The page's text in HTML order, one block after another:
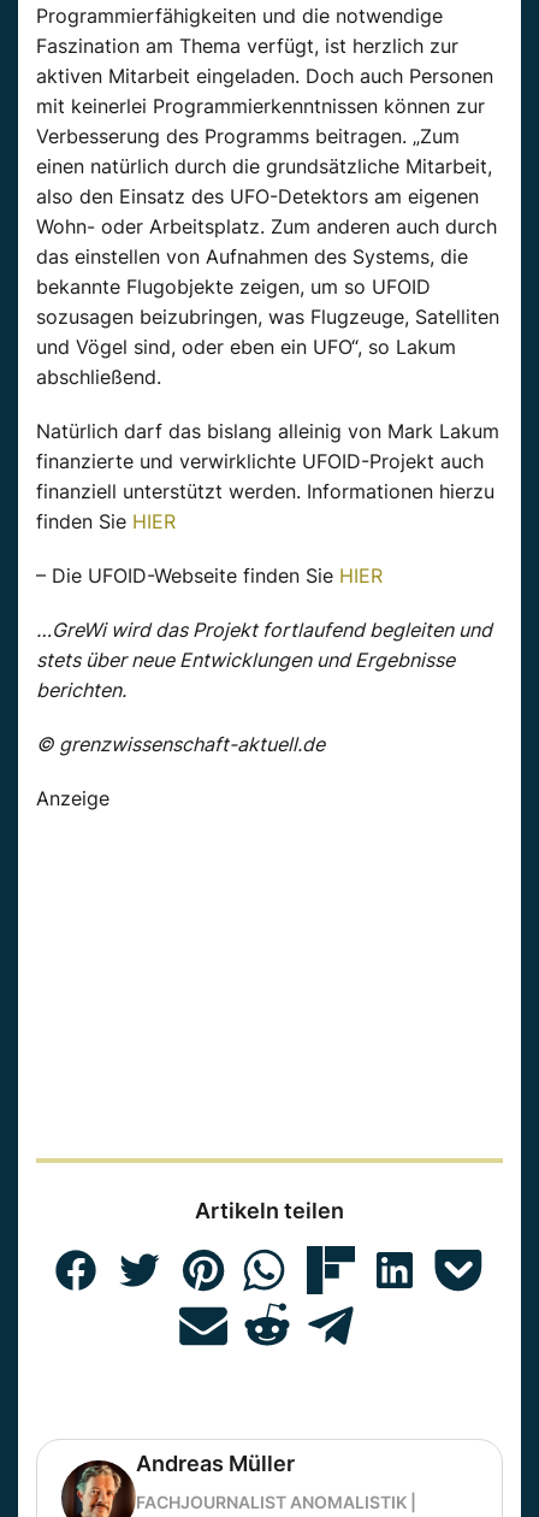
Programmierfähigkeiten und die notwendige
Faszination am Thema verfügt, ist herzlich zur
aktiven Mitarbeit eingeladen. Doch auch Personen
mit keinerlei Programmierkenntnissen können zur
Verbesserung des Programms beitragen. „Zum
einen natürlich durch die grundsätzliche Mitarbeit,
also den Einsatz des UFO-Detektors am eigenen
Wohn- oder Arbeitsplatz. Zum anderen auch durch
das einstellen von Aufnahmen des Systems, die
bekannte Flugobjekte zeigen, um so UFOID
sozusagen beizubringen, was Flugzeuge, Satelliten
und Vögel sind, oder eben ein UFO“, so Lakum
abschließend.
Natürlich darf das bislang alleinig von Mark Lakum
finanzierte und verwirklichte UFOID-Projekt auch
finanziell unterstützt werden. Informationen hierzu
finden Sie HIER
– Die UFOID-Webseite finden Sie HIER
…GreWi wird das Projekt fortlaufend begleiten und
stets über neue Entwicklungen und Ergebnisse
berichten.
© grenzwissenschaft-aktuell.de
Anzeige
Artikeln teilen
Andreas Müller
FACHJOURNALIST ANOMALISTIK |